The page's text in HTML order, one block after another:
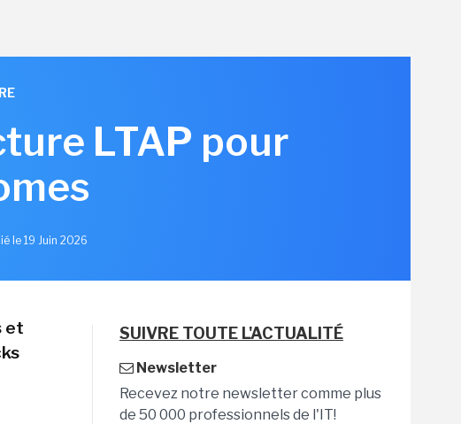
LTAP pour
le 19 Juin 2026
et
SUIVRE TOUTE L'ACTUALITÉ
Newsletter
Recevez notre newsletter comme plus
de 50 000 professionnels de l'IT!